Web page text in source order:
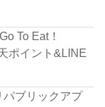
To Eat！
ポイント&LINE
パブリックアプ